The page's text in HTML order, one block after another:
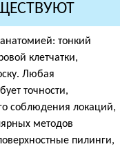
тонкий
клетчатки,
Любая
точности,
соблюдения локаций,
методов
пилинги,